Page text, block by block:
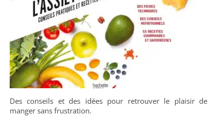
Des conseils et des idées pour retrouver le plaisir de
manger sans frustration.